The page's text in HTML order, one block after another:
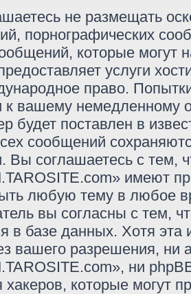
не размещать
порнографических
которые могут
услуги
право.
к вашему немедленному
будет поставлен в
сообщений
Вы соглашаетесь с тем,
имеют
любую тему в любое
вы согласны с тем,
в базе данных. Хотя
вашего разрешения, ни
ни
хакеров, которые могут